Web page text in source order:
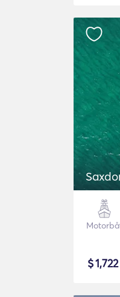
$1,722